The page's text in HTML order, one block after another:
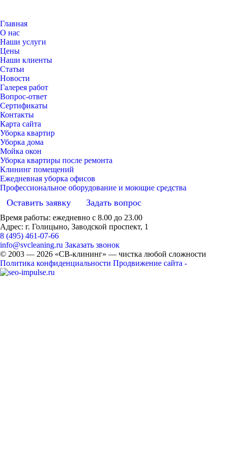
Главная
О нас
Наши услуги
Цены
Наши клиенты
Статьи
Новости
Галерея работ
Вопрос-ответ
Сертификаты
Контакты
Карта сайта
Уборка квартир
Уборка дома
Мойка окон
Уборка квартиры после ремонта
Клининг помещений
Ежедневная уборка офисов
Профессиональное оборудование и моющие средства
Оставить заявку Задать вопрос
Время работы: ежедневно с 8.00 до 23.00
Адрес: г. Голицыно, Заводской проспект, 1
8 (495) 461-07-66
info@svcleaning.ru Заказать звонок
© 2003 — 2026 «СВ-клининг» — чистка любой сложности
Политика конфиденциальности Продвижение сайта -